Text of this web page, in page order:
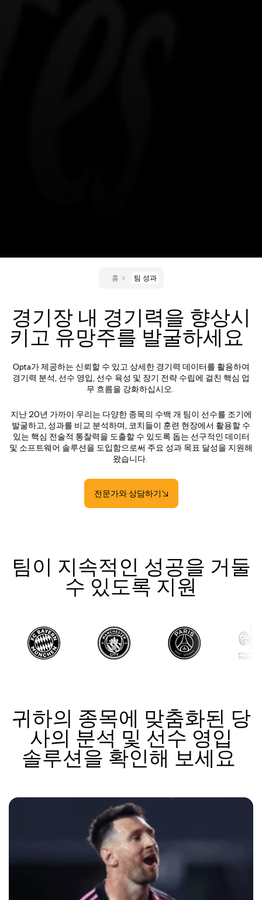
홈 팀 성과
경기장 내 경기력을 향상시
키고 유망주를 발굴하세요
Opta가 제공하는 신뢰할 수 있고 상세한 경기력 데이터를 활용하여
경기력 분석, 선수 영입, 선수 육성 및 장기 전략 수립에 걸친 핵심 업
무 흐름을 강화하십시오.
지난 20년 가까이 우리는 다양한 종목의 수백 개 팀이 선수를 조기에
발굴하고, 성과를 비교 분석하며, 코치들이 훈련 현장에서 활용할 수
있는 핵심 전술적 통찰력을 도출할 수 있도록 돕는 선구적인 데이터
및 소프트웨어 솔루션을 도입함으로써 주요 성과 목표 달성을 지원해
왔습니다.
전문가와 상담하기
팀이 지속적인 성공을 거둘
수 있도록 지원
귀하의 종목에 맞춤화된 당
사의 분석 및 선수 영입
솔루션을 확인해 보세요